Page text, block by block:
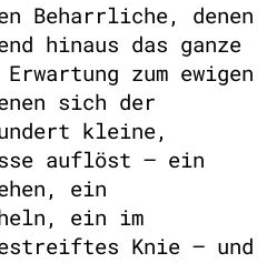
Beharrliche, denen
hinaus das ganze
zum ewigen
sich der
kleine,
auflöst – ein
ein
ein im
Knie – und